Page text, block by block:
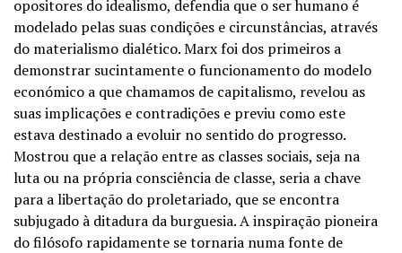
opositores do idealismo, defendia que o ser humano é
modelado pelas suas condições e circunstâncias, através
do materialismo dialético. Marx foi dos primeiros a
demonstrar sucintamente o funcionamento do modelo
económico a que chamamos de capitalismo, revelou as
suas implicações e contradições e previu como este
estava destinado a evoluir no sentido do progresso.
Mostrou que a relação entre as classes sociais, seja na
luta ou na própria consciência de classe, seria a chave
para a libertação do proletariado, que se encontra
subjugado à ditadura da burguesia. A inspiração pioneira
do filósofo rapidamente se tornaria numa fonte de